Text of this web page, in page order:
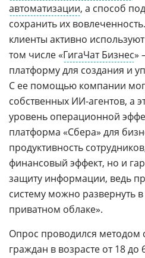
автоматизации, а способ
сохранить их
клиенты активно
том числе «ГигаЧат Бизнес»
платформу для создания и
С ее помощью компании
собственных ИИ-агентов, а
уровень операционной
платформа «Сбера» для
продуктивность
финансовый эффект, но и
защиту информации, ведь
систему можно развернуть
приватном облаке».
Опрос проводился методом
граждан в возрасте от 18